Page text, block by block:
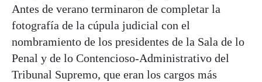
Antes de verano terminaron de completar la
fotografía de la cúpula judicial con el
nombramiento de los presidentes de la Sala de lo
Penal y de lo Contencioso-Administrativo del
Tribunal Supremo, que eran los cargos más